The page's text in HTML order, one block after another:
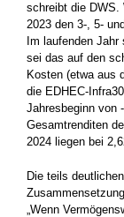
schreibt die DWS.
2023 den 3-, 5-
Im laufenden
sei das auf den
Kosten (etwa aus
die EDHEC-
Jahresbeginn von
Gesamtrenditen
2024 liegen bei
Die teils
„Wenn